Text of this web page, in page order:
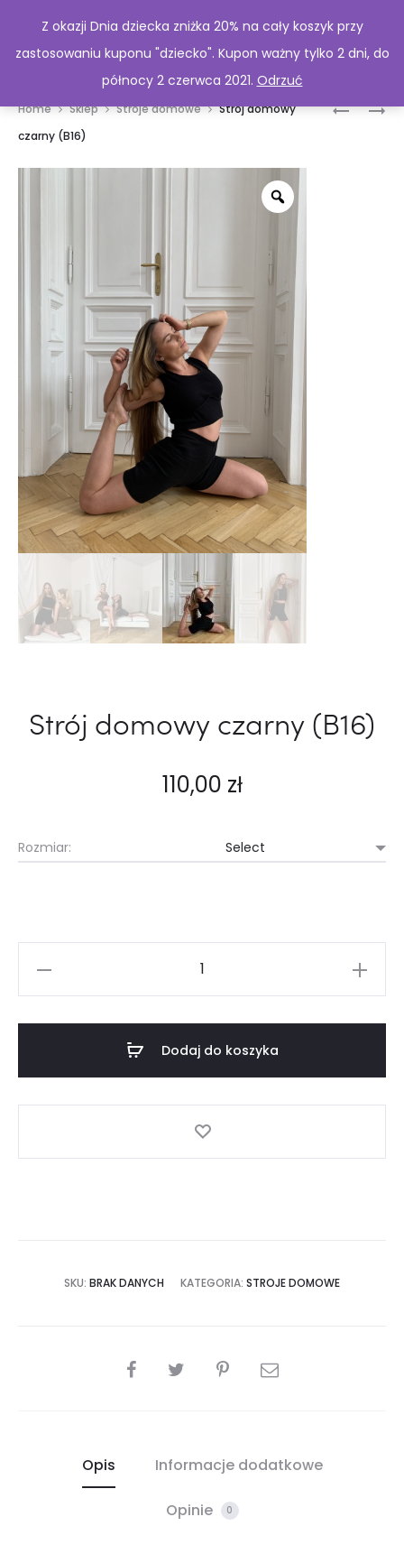
STRÓJ
STRÓJ
Home Sklep Stroje domowe
Strój domowy
czarny (B16)
Strój domowy czarny (B16)
110,00 zł
Rozmiar:
Dodaj do koszyka
SKU: BRAK DANYCH KATEGORIA: STROJE DOMOWE
SHARE
Opis Informacje dodatkowe
Opinie 0
Z okazji Dnia dziecka zniżka 20% na cały koszyk przy
zastosowaniu kuponu "dziecko". Kupon ważny tylko 2 dni, do
północy 2 czerwca 2021. Odrzuć